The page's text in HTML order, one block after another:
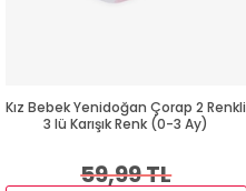
Kız Bebek Yenidoğan Çorap 2 Renkli
3 lü Karışık Renk (0-3 Ay)
59,99 TL